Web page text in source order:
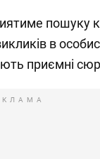
пошуку
в
приємні